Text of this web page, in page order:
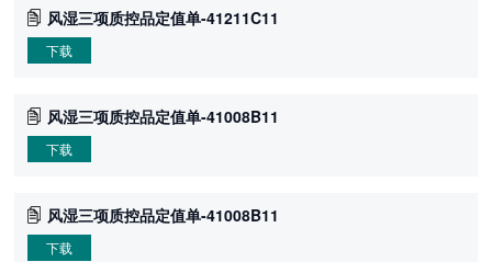
风湿三项质控品定值单-41211C11
下载
风湿三项质控品定值单-41008B11
下载
风湿三项质控品定值单-41008B11
下载